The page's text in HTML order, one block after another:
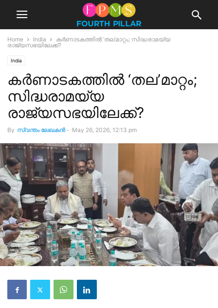
Home India
കർണാടകത്തിൽ ‘തല’മാറ്റം; സിദ്ധരാമയ്യ
രാജ്യസഭയിലേക്ക്?
India
കർണാടകത്തിൽ ‘തല’മാറ്റം;
സിദ്ധരാമയ്യ
രാജ്യസഭയിലേക്ക്?
By സ്വന്തം ലേഖകന്‍ - May 26, 2026, 12:13 pm